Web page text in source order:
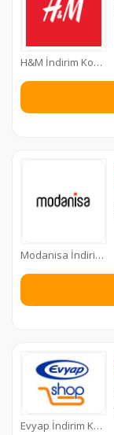
H&M İndirim Kodu
Modanisa İndirim Kodu
Evyap İndirim Kodu